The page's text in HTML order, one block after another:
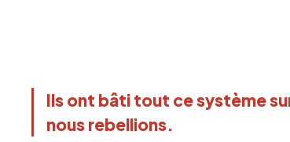
Ils ont bâti tout ce système
nous rebellions.